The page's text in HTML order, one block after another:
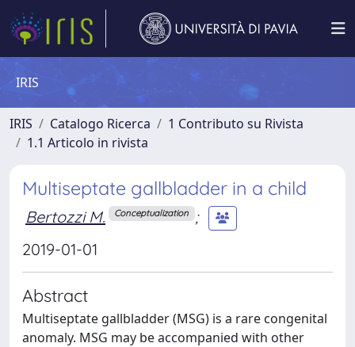
IRIS
IRIS Catalogo Ricerca
1 Contributo su Rivista
1.1 Articolo in rivista
Multiseptate gallbladder in a child
Bertozzi M. Conceptualization ;
2019-01-01
Abstract
Multiseptate gallbladder (MSG) is a rare congenital
anomaly. MSG may be accompanied with other